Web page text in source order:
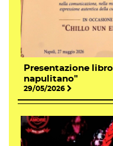
Presentazione
napulitano"
29/05/2026